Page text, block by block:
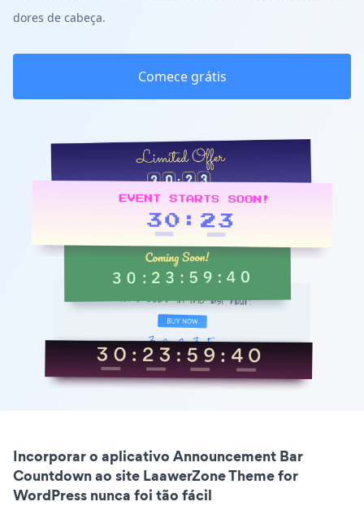
dores de cabeça.
Comece grátis
Incorporar o aplicativo Announcement Bar
Countdown ao site LaawerZone Theme for
WordPress nunca foi tão fácil